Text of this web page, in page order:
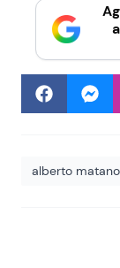
alberto matano